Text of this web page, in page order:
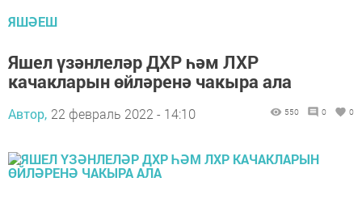
ЯШӘЕШ
Яшел үзәнлеләр ДХР һәм ЛХР
качакларын өйләренә чакыра ала
Автор, 22 февраль 2022 - 14:10 550 0 0